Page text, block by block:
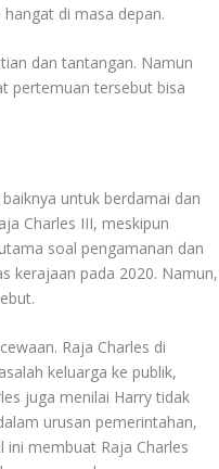
di masa depan.
dan tantangan. Namun
pertemuan tersebut bisa
untuk berdamai dan
Charles III, meskipun
soal pengamanan dan
kerajaan pada 2020. Namun,
Raja Charles di
keluarga ke publik,
juga menilai Harry tidak
urusan pemerintahan,
ini membuat Raja Charles